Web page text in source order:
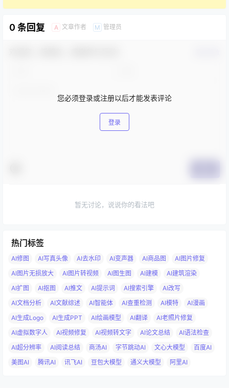
0 条回复 A 文章作者 M 管理员
您必须登录或注册以后才能发表评论
登录
暂无讨论，说说你的看法吧
热门标签
AI修图 AI写真头像 AI去水印 AI变声器 AI商品图
AI图片修复
AI图片无损放大
AI图片转视频 AI图生图 AI建模
AI建筑渲染
AI扩图
AI抠图 AI推文 AI提示词 AI搜索引擎
AI改写
AI文档分析
AI文献综述 AI智能体 AI查重检测 AI模特
AI漫画
AI生成Logo
AI生成PPT AI绘画模型 AI翻译
AI老照片修复
AI虚拟数字人
AI视频修复 AI视频转文字 AI论文总结
AI语法检查
AI超分辨率
AI阅读总结 商汤AI 字节跳动AI 文心大模型
百度AI
美图AI
腾讯AI 讯飞AI 豆包大模型 通义大模型 阿里AI